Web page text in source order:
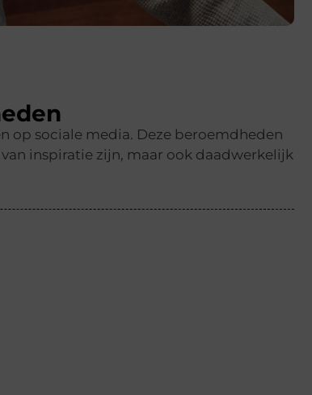
op sociale media. Deze beroemdheden
inspiratie zijn, maar ook daadwerkelijk